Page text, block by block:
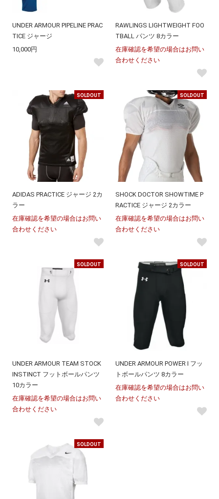
UNDER ARMOUR PIPELINE PRAC
TICE ジャージ
10,000円
RAWLINGS LIGHTWEIGHT FOO
TBALL パンツ 8カラー
在庫確認を希望の場合はお問い
合わせください
SOLDOUT
ADIDAS PRACTICE ジャージ 2カ
ラー
在庫確認を希望の場合はお問い
合わせください
SOLDOUT
SHOCK DOCTOR SHOWTIME P
RACTICE ジャージ 2カラー
在庫確認を希望の場合はお問い
合わせください
SOLDOUT
UNDER ARMOUR TEAM STOCK
INSTINCT フットボールパンツ
10カラー
在庫確認を希望の場合はお問い
合わせください
SOLDOUT
UNDER ARMOUR POWER I フッ
トボールパンツ 8カラー
在庫確認を希望の場合はお問い
合わせください
SOLDOUT